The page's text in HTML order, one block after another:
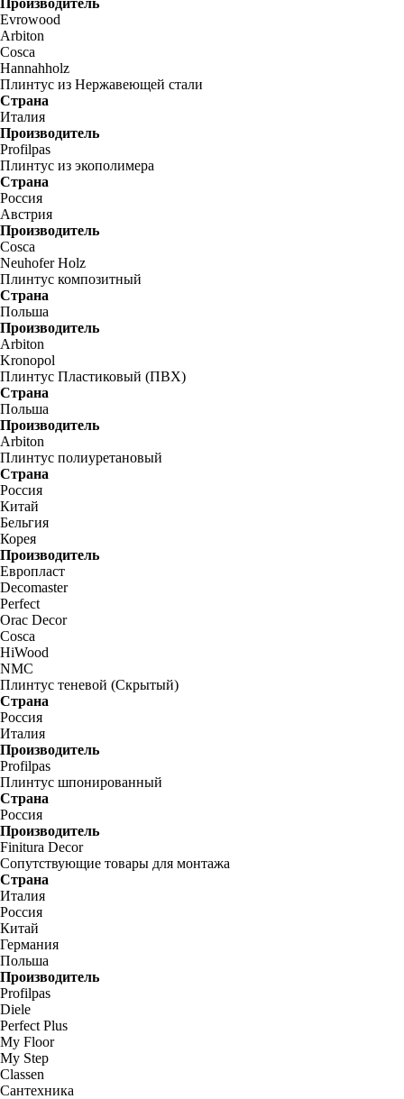
Производитель
Evrowood
Arbiton
Cosca
Hannahholz
Плинтус из Нержавеющей стали
Страна
Италия
Производитель
Profilpas
Плинтус из экополимера
Страна
Россия
Австрия
Производитель
Cosca
Neuhofer Holz
Плинтус композитный
Страна
Польша
Производитель
Arbiton
Kronopol
Плинтус Пластиковый (ПВХ)
Страна
Польша
Производитель
Arbiton
Плинтус полиуретановый
Страна
Россия
Китай
Бельгия
Корея
Производитель
Европласт
Decomaster
Perfect
Orac Decor
Cosca
HiWood
NMC
Плинтус теневой (Скрытый)
Страна
Россия
Италия
Производитель
Profilpas
Плинтус шпонированный
Страна
Россия
Производитель
Finitura Decor
Сопутствующие товары для монтажа
Страна
Италия
Россия
Китай
Германия
Польша
Производитель
Profilpas
Diele
Perfect Plus
My Floor
My Step
Classen
Сантехника